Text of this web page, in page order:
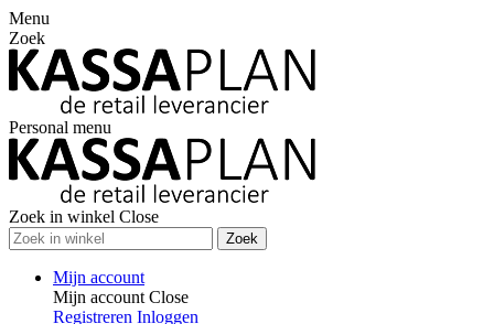
Menu
Zoek
Personal menu
Zoek in winkel Close
Zoek
Mijn account
Mijn account Close
Registreren Inloggen